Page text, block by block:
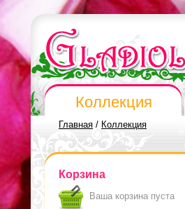
Коллекция
Главная / Коллекция
Корзина
Ваша корзина пуста